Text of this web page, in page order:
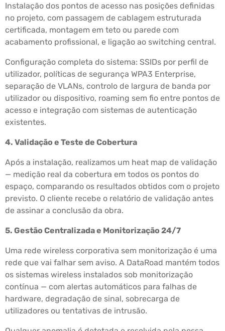
Instalação dos pontos de acesso nas posições definidas
no projeto, com passagem de cablagem estruturada
certificada, montagem em teto ou parede com
acabamento profissional, e ligação ao switching central.
Configuração completa do sistema: SSIDs por perfil de
utilizador, políticas de segurança WPA3 Enterprise,
separação de VLANs, controlo de largura de banda por
utilizador ou dispositivo, roaming sem fio entre pontos de
acesso e integração com sistemas de autenticação
existentes.
4. Validação e Teste de Cobertura
Após a instalação, realizamos um heat map de validação
— medição real da cobertura em todos os pontos do
espaço, comparando os resultados obtidos com o projeto
previsto. O cliente recebe o relatório de validação antes
de assinar a conclusão da obra.
5. Gestão Centralizada e Monitorização 24/7
Uma rede wireless corporativa sem monitorização é uma
rede que vai falhar sem aviso. A DataRoad mantém todos
os sistemas wireless instalados sob monitorização
contínua — com alertas automáticos para falhas de
hardware, degradação de sinal, sobrecarga de
utilizadores ou tentativas de intrusão.